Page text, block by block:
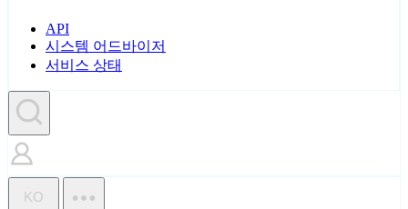
API
시스템 어드바이저
서비스 상태
KO